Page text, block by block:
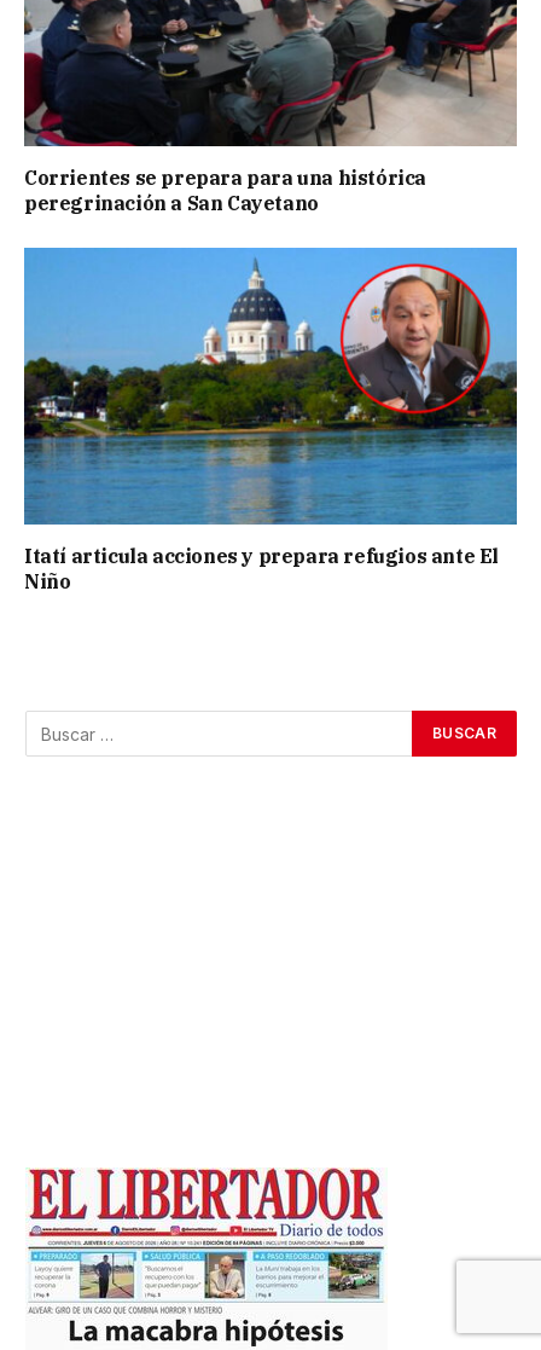
Corrientes se prepara para una histórica
peregrinación a San Cayetano
Itatí articula acciones y prepara refugios ante El
Niño